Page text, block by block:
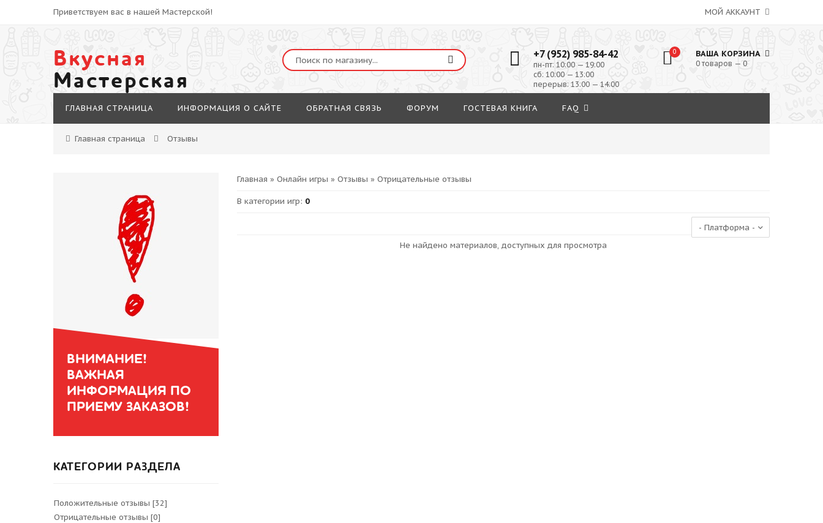
Приветствуем вас в нашей Мастерской! МОЙ АККАУНТ
Вкусная
Мастерская
+7 (952) 985-84-42
пн-пт: 10:00 — 19:00
сб: 10:00 — 13:00
перерыв: 13:00 — 14:00
0 ВАША КОРЗИНА
0 товаров — 0
ГЛАВНАЯ СТРАНИЦА ИНФОРМАЦИЯ О САЙТЕ ОБРАТНАЯ СВЯЗЬ ФОРУМ ГОСТЕВАЯ КНИГА FAQ
Главная страница Отзывы
Главная »Онлайн игры »Отзывы » Отрицательные отзывы
В категории игр: 0
Не найдено материалов, доступных для просмотра
ВНИМАНИЕ!
ВАЖНАЯ
ИНФОРМАЦИЯ ПО
ПРИЕМУ ЗАКАЗОВ!
КАТЕГОРИИ РАЗДЕЛА
Положительные отзывы [32]
Отрицательные отзывы [0]